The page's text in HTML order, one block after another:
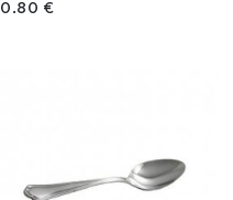
0.80 €